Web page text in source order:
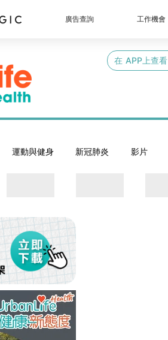
廣告查詢 工作機會
在 APP上查看
運動與健身 新冠肺炎 影片